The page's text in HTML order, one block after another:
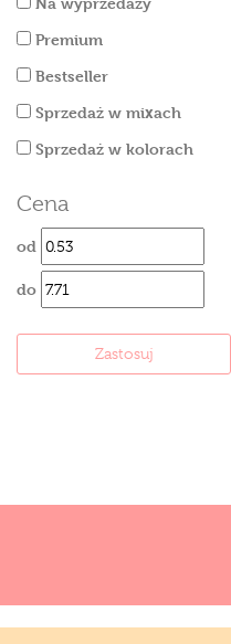
Premium
Bestseller
Sprzedaż w mixach
Sprzedaż w kolorach
Cena
od
do
Zastosuj